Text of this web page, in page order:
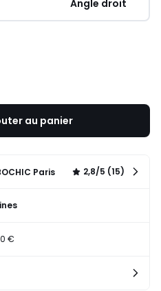
Angle droit
au panier
Paris 2,8/5 (15)
€